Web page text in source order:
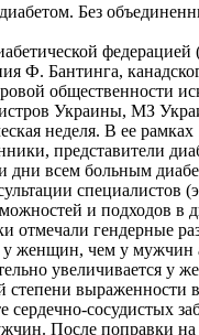
Без
Ф. Бантинга,
общественности
Украины, МЗ
неделя. В ее
представители
всем больным
специалистов
и подходов в
гендерные
женщин, чем у
увеличивается у
сердечно-
После